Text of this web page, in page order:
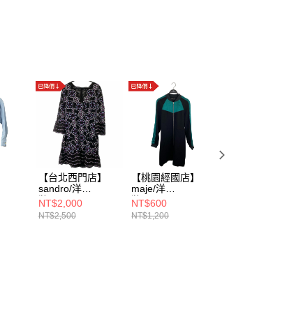
【台北西門店】
sandro/洋
裝/40/R20522E-
20
NT$2,000
NT$2,500
【桃園經國店】
maje/洋
裝/2/99435
NT$600
NT$1,200